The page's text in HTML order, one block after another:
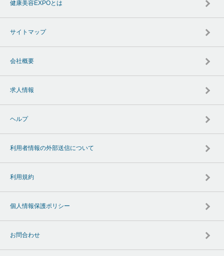
健康美容EXPOとは
サイトマップ
会社概要
求人情報
ヘルプ
利用者情報の外部送信について
利用規約
個人情報保護ポリシー
お問合わせ